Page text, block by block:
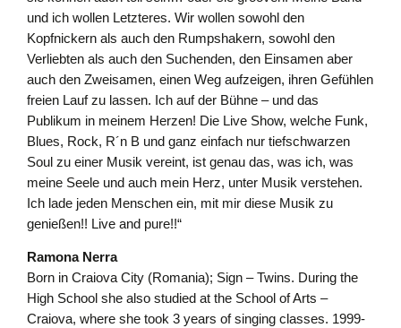
und ich wollen Letzteres. Wir wollen sowohl den
Kopfnickern als auch den Rumpshakern, sowohl den
Verliebten als auch den Suchenden, den Einsamen aber
auch den Zweisamen, einen Weg aufzeigen, ihren Gefühlen
freien Lauf zu lassen. Ich auf der Bühne – und das
Publikum in meinem Herzen! Die Live Show, welche Funk,
Blues, Rock, R´n B und ganz einfach nur tiefschwarzen
Soul zu einer Musik vereint, ist genau das, was ich, was
meine Seele und auch mein Herz, unter Musik verstehen.
Ich lade jeden Menschen ein, mit mir diese Musik zu
genießen!! Live and pure!!“
Ramona Nerra
Born in Craiova City (Romania); Sign – Twins. During the
High School she also studied at the School of Arts –
Craiova, where she took 3 years of singing classes. 1999-